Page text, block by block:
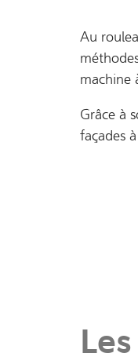
Au
machine
Grâce à
façades